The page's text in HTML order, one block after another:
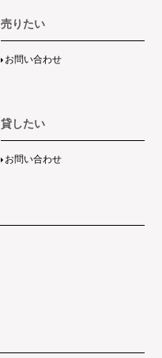
売りたい
お問い合わせ
貸したい
お問い合わせ